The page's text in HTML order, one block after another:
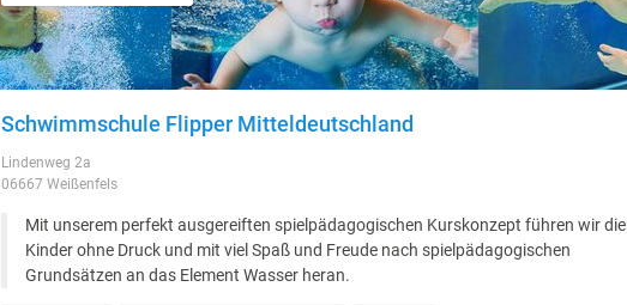
Schwimmschule Flipper Mitteldeutschland
Lindenweg 2a
06667 Weißenfels
Mit unserem perfekt ausgereiften spielpädagogischen Kurskonzept führen wir die
Kinder ohne Druck und mit viel Spaß und Freude nach spielpädagogischen
Grundsätzen an das Element Wasser heran.